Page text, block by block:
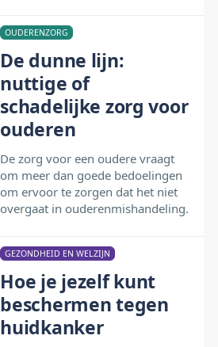
OUDERENZORG
De dunne lijn:
nuttige of
schadelijke zorg voor
ouderen
De zorg voor een oudere vraagt
om meer dan goede bedoelingen
om ervoor te zorgen dat het niet
overgaat in ouderenmishandeling.
GEZONDHEID EN WELZIJN
Hoe je jezelf kunt
beschermen tegen
huidkanker